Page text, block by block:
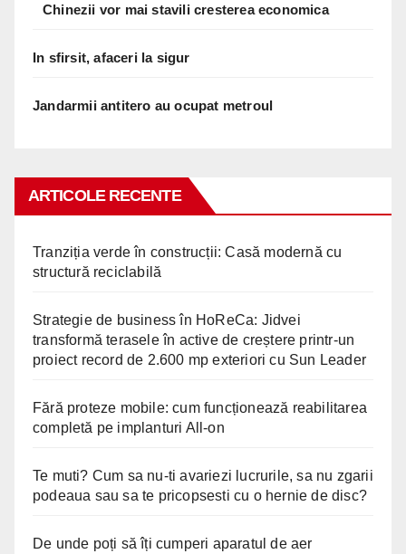
Chinezii vor mai stavili cresterea economica
In sfirsit, afaceri la sigur
Jandarmii antitero au ocupat metroul
ARTICOLE RECENTE
Tranziția verde în construcții: Casă modernă cu
structură reciclabilă
Strategie de business în HoReCa: Jidvei
transformă terasele în active de creștere printr-un
proiect record de 2.600 mp exteriori cu Sun Leader
Fără proteze mobile: cum funcționează reabilitarea
completă pe implanturi All-on
Te muti? Cum sa nu-ti avariezi lucrurile, sa nu zgarii
podeaua sau sa te pricopsesti cu o hernie de disc?
De unde poți să îți cumperi aparatul de aer